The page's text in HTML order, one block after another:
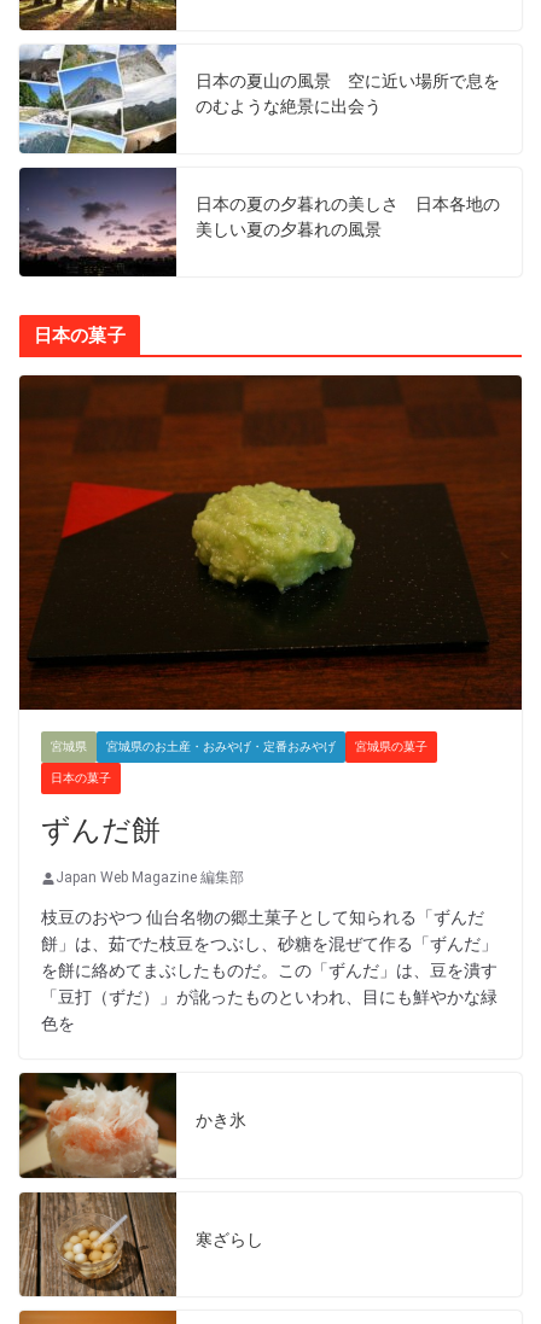
日本の夏山の風景 空に近い場所で息を
のむような絶景に出会う
日本の夏の夕暮れの美しさ 日本各地の
美しい夏の夕暮れの風景
日本の菓子
宮城県 宮城県のお土産・おみやげ・定番おみやげ 宮城県の菓子
日本の菓子
ずんだ餅
Japan Web Magazine 編集部
枝豆のおやつ 仙台名物の郷土菓子として知られる「ずんだ
餅」は、茹でた枝豆をつぶし、砂糖を混ぜて作る「ずんだ」
を餅に絡めてまぶしたものだ。この「ずんだ」は、豆を潰す
「豆打（ずだ）」が訛ったものといわれ、目にも鮮やかな緑
色を
かき氷
寒ざらし